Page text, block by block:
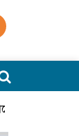
স্বাগতম।